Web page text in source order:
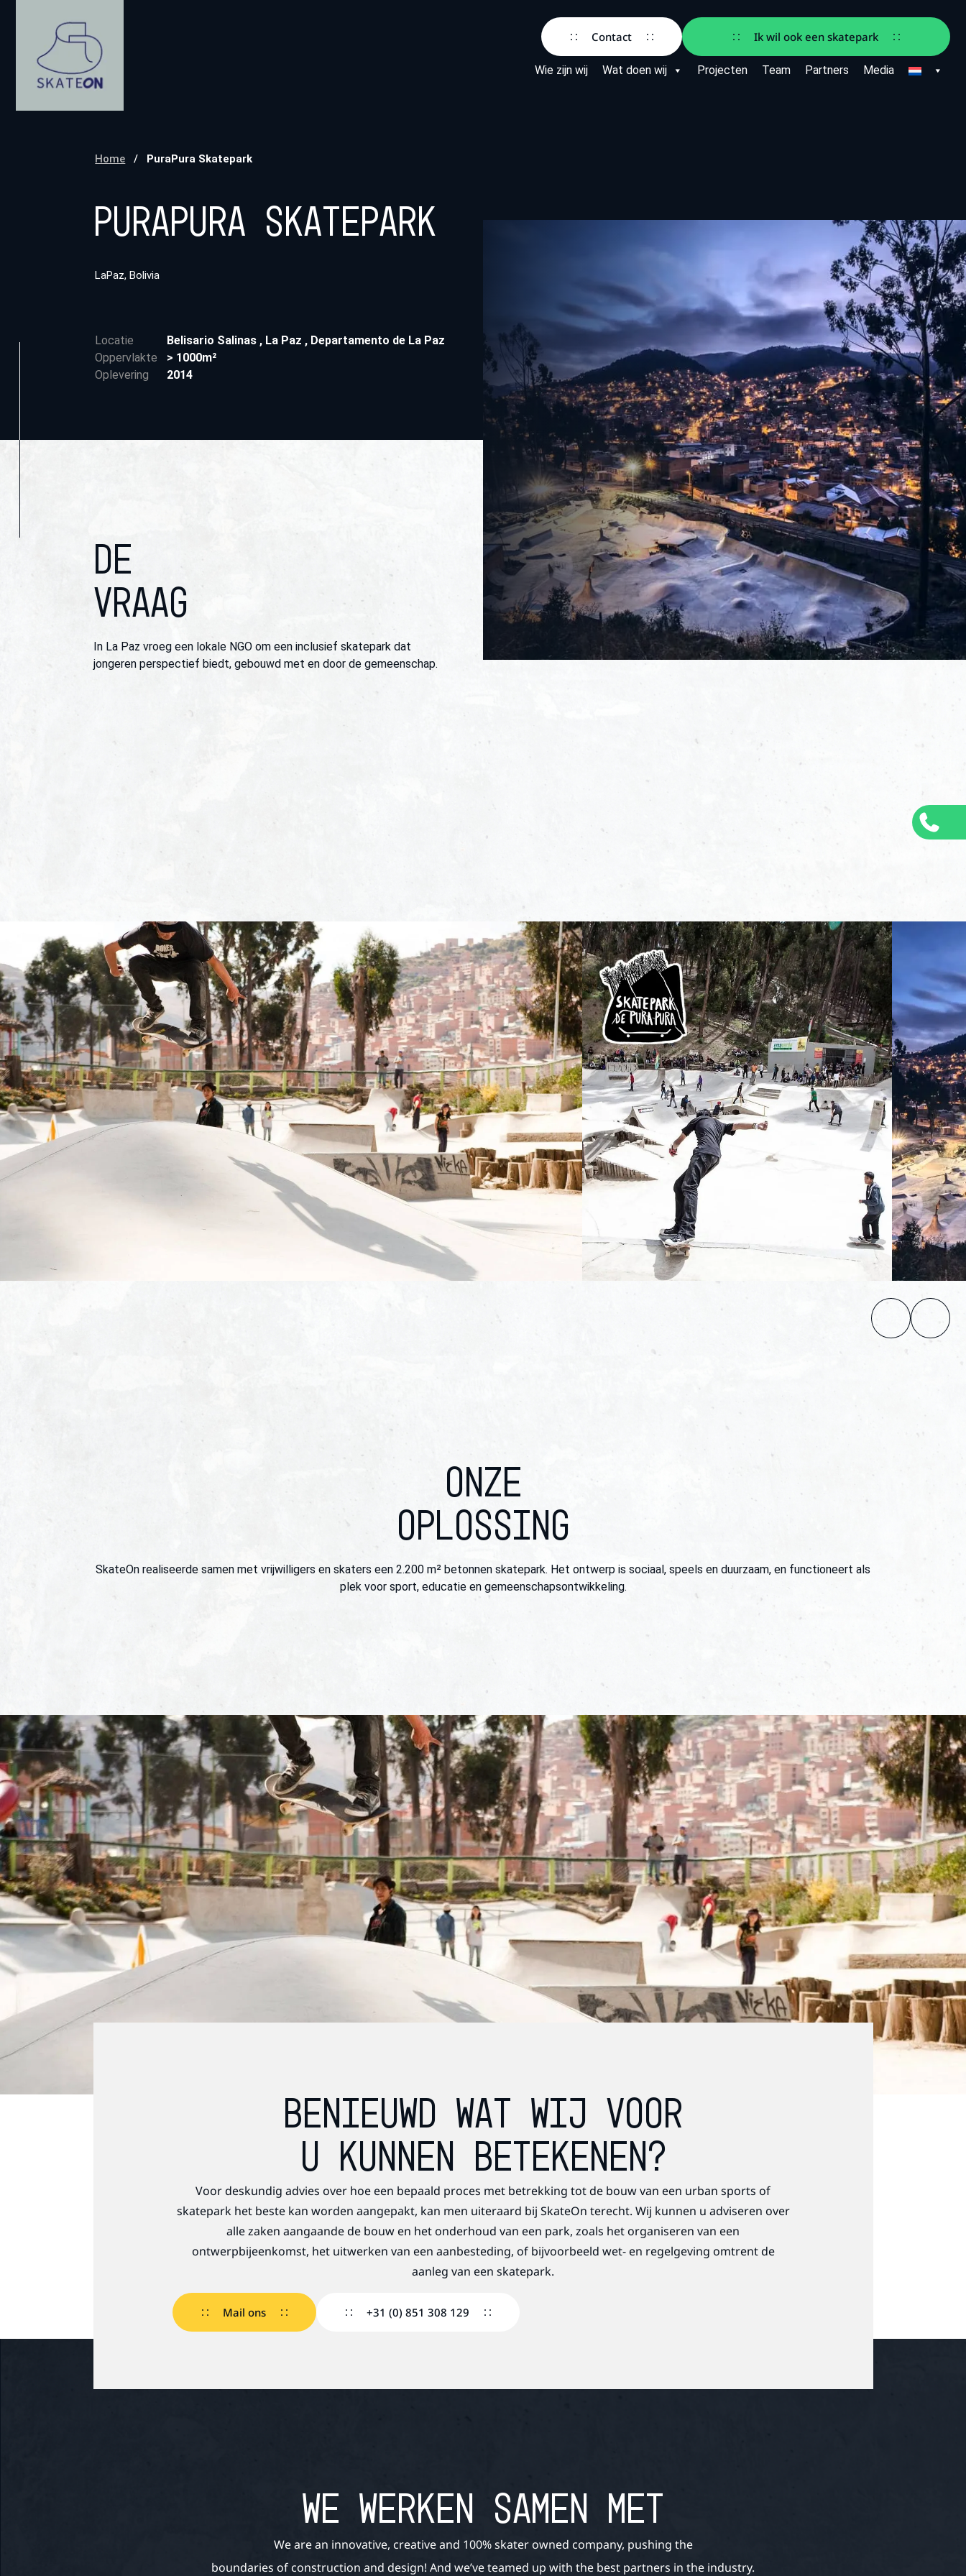
Contact Ik wil ook een skatepark
Wie zijn wij Wat doen wij Projecten Team Partners Media
Home / PuraPura Skatepark
PuraPura Skatepark
LaPaz, Bolivia
Locatie Belisario Salinas , La Paz , Departamento de La Paz
Oppervlakte
> 1000m²
Oplevering
2014
DE
VRAAG
In La Paz vroeg een lokale NGO om een inclusief skatepark dat
jongeren perspectief biedt, gebouwd met en door de gemeenschap.
ONZE
OPLOSSING
SkateOn realiseerde samen met vrijwilligers en skaters een 2.200 m² betonnen skatepark. Het ontwerp is sociaal, speels en duurzaam, en functioneert als
plek voor sport, educatie en gemeenschapsontwikkeling.
BENIEUWD WAT WIJ VOOR
U KUNNEN BETEKENEN?
Voor deskundig advies over hoe een bepaald proces met betrekking tot de bouw van een urban sports of
skatepark het beste kan worden aangepakt, kan men uiteraard bij SkateOn terecht. Wij kunnen u adviseren over
alle zaken aangaande de bouw en het onderhoud van een park, zoals het organiseren van een
ontwerpbijeenkomst, het uitwerken van een aanbesteding, of bijvoorbeeld wet- en regelgeving omtrent de
aanleg van een skatepark.
Mail ons +31 (0) 851 308 129
WE WERKEN SAMEN MET
We are an innovative, creative and 100% skater owned company, pushing the
boundaries of construction and design! And we’ve teamed up with the best partners in the industry.